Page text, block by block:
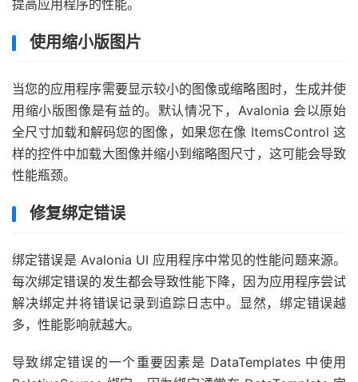
提高应用程序的性能。
使用缩小版图片
当您的应用程序需要显示较小的图像或缩略图时，生成并使
用缩小版图像是有益的。默认情况下，Avalonia 会以原始
全尺寸加载和解码您的图像，如果您在像 ItemsControl 这
样的控件中加载大图像并缩小到缩略图尺寸，这可能会导致
性能瓶颈。
修复绑定错误
绑定错误是 Avalonia UI 应用程序中常见的性能问题来源。
每次绑定错误的发生都会导致性能下降，因为应用程序尝试
解决绑定并将错误记录到追踪日志中。显然，绑定错误越
多，性能影响就越大。
导致绑定错误的一个重要因素是 DataTemplates 中使用